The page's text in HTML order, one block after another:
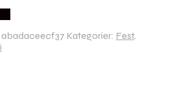
abadaceecf37 Kategorier: Fest,